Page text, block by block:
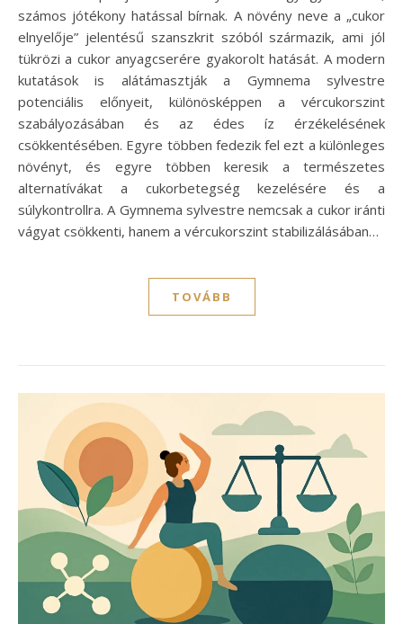
számos jótékony hatással bírnak. A növény neve a „cukor
elnyelője” jelentésű szanszkrit szóból származik, ami jól
tükrözi a cukor anyagcserére gyakorolt hatását. A modern
kutatások is alátámasztják a Gymnema sylvestre
potenciális előnyeit, különösképpen a vércukorszint
szabályozásában és az édes íz érzékelésének
csökkentésében. Egyre többen fedezik fel ezt a különleges
növényt, és egyre többen keresik a természetes
alternatívákat a cukorbetegség kezelésére és a
súlykontrollra. A Gymnema sylvestre nemcsak a cukor iránti
vágyat csökkenti, hanem a vércukorszint stabilizálásában…
TOVÁBB